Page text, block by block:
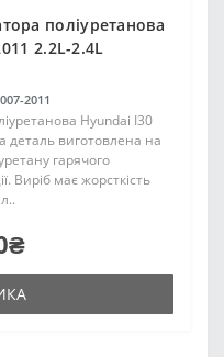
поліуретанова
2.2L-2.4L
2011
Hyundai I30
деталь виготовлена на
гарячого
Виріб має жорсткість